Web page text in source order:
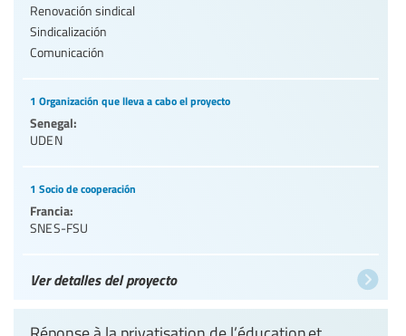
Renovación sindical
Sindicalización
Comunicación
1 Organización que lleva a cabo el proyecto
Senegal:
UDEN
1 Socio de cooperación
Francia:
SNES-FSU
Ver detalles del proyecto